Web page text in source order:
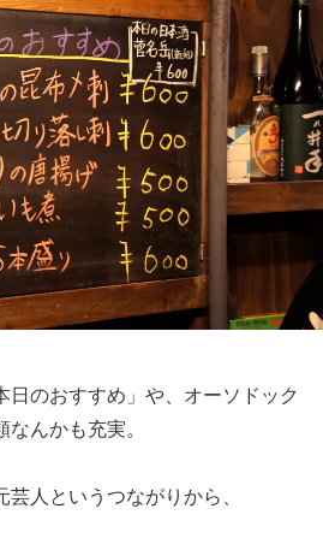
日のおすすめ」や、オーソドック
んかも充実。
人というつながりから、